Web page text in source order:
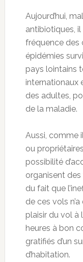
Aujourd’hui,
antibiotiques,
fréquence des
épidémies
pays lointains
internationaux
des adultes,
de la maladie.
Aussi, comme
ou
possibilité
organisent
du fait que
de ces vols
plaisir du vol à
heures à bon
gratifiés d’un
d’habitation.